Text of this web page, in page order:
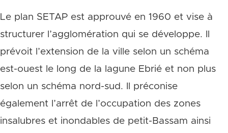
Le plan SETAP est approuvé en 1960 et vise à
structurer l’agglomération qui se développe. Il
prévoit l’extension de la ville selon un schéma
est-ouest le long de la lagune Ebrié et non plus
selon un schéma nord-sud. Il préconise
également l’arrêt de l’occupation des zones
insalubres et inondables de petit-Bassam ainsi